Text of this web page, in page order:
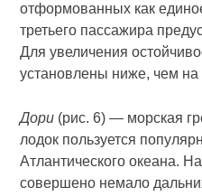
отформованных как
третьего пассажира
Для увеличения
установлены ниже, чем на
Дори (рис. 6) — морская
лодок пользуется
Атлантического океана.
совершено немало